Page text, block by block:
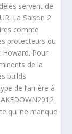
servent de
La Saison 2
comme
protecteurs du
Pour
de la
builds
de l’arrière à
qui ne manque